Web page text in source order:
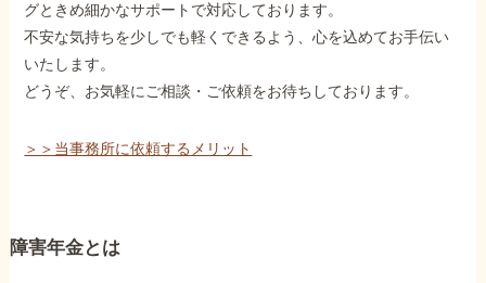
グときめ細かなサポートで対応しております。
不安な気持ちを少しでも軽くできるよう、心を込めてお手伝い
いたします。
どうぞ、お気軽にご相談・ご依頼をお待ちしております。
＞＞当事務所に依頼するメリット
障害年金とは